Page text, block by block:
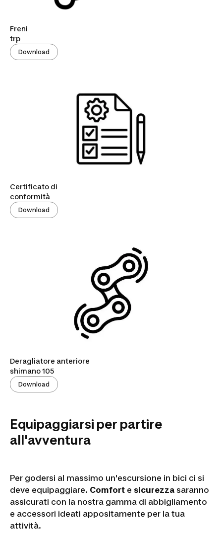
Freni
trp
Download
Certificato di
conformità
Download
Deragliatore anteriore
shimano 105
Download
Equipaggiarsi per partire
all'avventura
Per godersi al massimo un'escursione in bici ci si
deve equipaggiare. Comfort e sicurezza saranno
assicurati con la nostra gamma di abbigliamento
e accessori ideati appositamente per la tua
attività.